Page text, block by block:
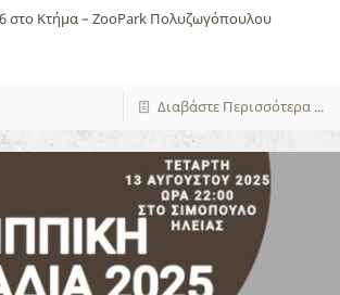
στο Κτήμα – ZooPark Πολυζωγόπουλου
Διαβάστε Περισσότερα ...